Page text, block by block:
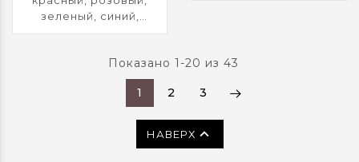
зеленый, синий,
фиолетовый, желтый,
ассортиментеПоказано 1-20 из 43
1 2 3
НАВЕРХ 